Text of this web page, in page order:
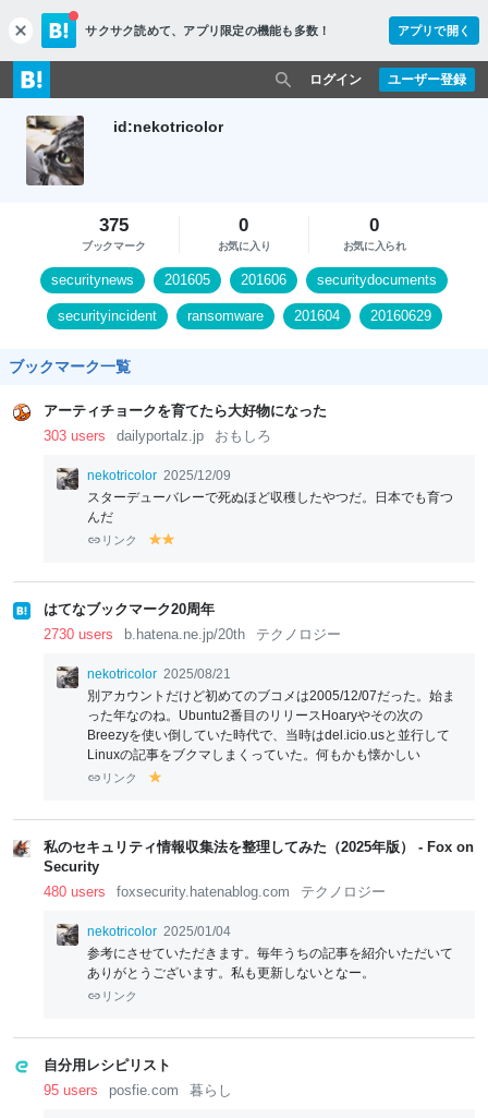
c
l
o
s
e
サクサク読めて、 アプリ限定の機能も多数！ アプリで開く
ユーザー登録
ログイン
id:nekotricolor
375
ブックマーク
0
お気に入り
0
お気に入られ
securitynews 201605 201606 securitydocuments
securityincident ransomware 201604 20160629
ブックマーク一覧
アーティチョークを育てたら大好物になった
303 users
dailyportalz.jp おもしろ
nekotricolor 2025/12/09
スターデューバレーで死ぬほど収穫したやつだ。日本でも育つ
んだ
リンク
y
lolo
w
はてなブックマーク20周年
2730 users
b.hatena.ne.jp/20th テクノロジー
nekotricolor 2025/08/21
別アカウントだけど初めてのブコメは2005/12/07だった。始ま
った年なのね。Ubuntu2番目のリリースHoaryやその次の
Breezyを使い倒していた時代で、当時はdel.icio.usと並行して
Linuxの記事をブクマしまくっていた。何もかも懐かしい
リンク
lo
w
私のセキュリティ情報収集法を整理してみた（2025年版） - Fox on
Security
480 users
foxsecurity.hatenablog.com テクノロジー
nekotricolor 2025/01/04
参考にさせていただきます。毎年うちの記事を紹介いただいて
ありがとうございます。私も更新しないとなー。
リンク
自分用レシピリスト
95 users
posfie.com 暮らし